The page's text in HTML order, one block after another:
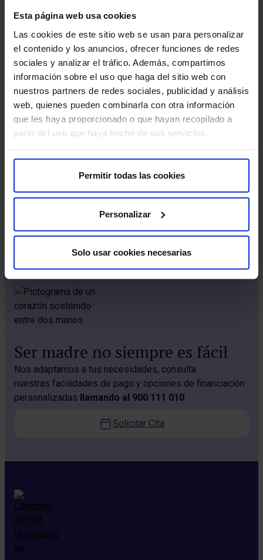
Esta página web usa cookies
Las cookies de este sitio web se usan para personalizar
el contenido y los anuncios, ofrecer funciones de redes
sociales y analizar el tráfico. Además, compartimos
información sobre el uso que haga del sitio web con
nuestros partners de redes sociales, publicidad y análisis
web, quienes pueden combinarla con otra información
que les haya proporcionado o que hayan recopilado a
partir del uso que haya hecho de sus servicios.
Permitir todas las cookies
Personalizar
Solo usar cookies necesarias
fertilidad ha aumen…
Ventajas de optar por la criopreservación de
óvulos
Para las mujeres que desean aplazar su maternidad, la
criopreservación de óvulos supone una estrategia
efectiva para pre…
… 12 13
Ser madre no siempre es fácil
Nos adaptamos a tus necesidades, consulta
nuestras facilidades de pago y opciones de financiación
personalizadas llamando al 900 111 010.
Solicitar Cita